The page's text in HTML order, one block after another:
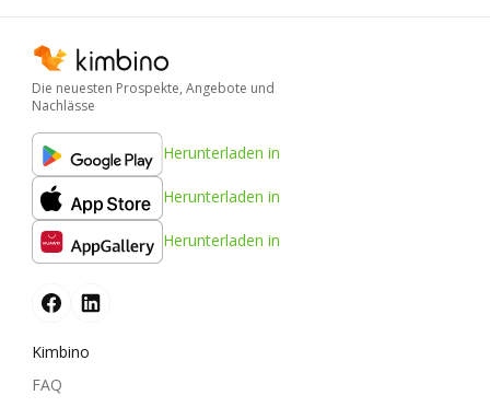
Die neuesten Prospekte, Angebote und
Nachlässe
Herunterladen in
Herunterladen in
Herunterladen in
Kimbino
FAQ